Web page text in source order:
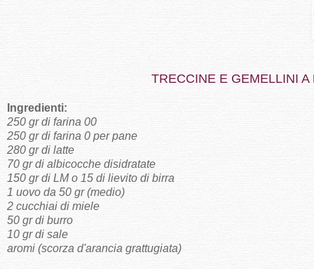
TRECCINE E GEMELLINI
Ingredienti:
250 gr di farina 00
250 gr di farina 0 per pane
280 gr di latte
70 gr di albicocche disidratate
150 gr di LM o 15 di lievito di birra
1 uovo da 50 gr (medio)
2 cucchiai di miele
50 gr di burro
10 gr di sale
aromi (scorza d'arancia grattugiata)